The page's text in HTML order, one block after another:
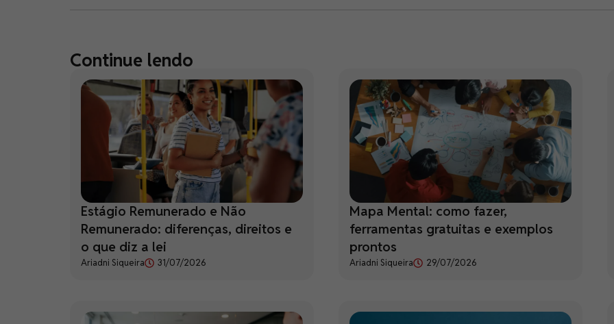
Continue lendo
Estágio Remunerado e Não
Remunerado: diferenças, direitos e
o que diz a lei
Ariadni Siqueira 31/07/2026
Mapa Mental: como fazer,
ferramentas gratuitas e exemplos
prontos
Ariadni Siqueira 29/07/2026